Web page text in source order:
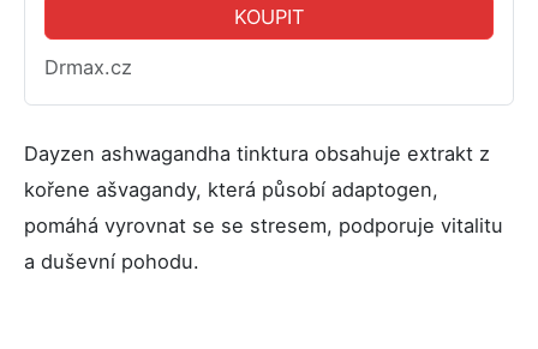
KOUPIT
Drmax.cz
Dayzen ashwagandha tinktura obsahuje extrakt z
kořene ašvagandy, která působí adaptogen,
pomáhá vyrovnat se se stresem, podporuje vitalitu
a duševní pohodu.